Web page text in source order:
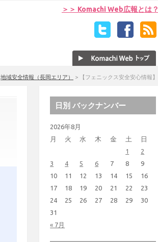
＞＞ Komachi Web広報とは？
地域安全情報（長岡エリア） > 【フェニックス安全安心情報】
日別 バックナンバー
2026年8月
月
火 水 木 金 土 日
« 7月
1
2
3
4 5 6 7 8
9
10
11 12 13 14 15
16
17
18 19 20 21 22
23
24
25 26 27 28 29
30
31